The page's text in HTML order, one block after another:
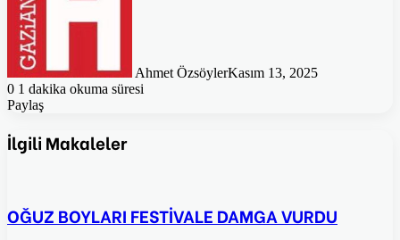
Ahmet ÖzsöylerKasım 13, 2025
0 1 dakika okuma süresi
Paylaş
Posta
ile
İlgili Makaleler
OĞUZ BOYLARI FESTİVALE DAMGA VURDU